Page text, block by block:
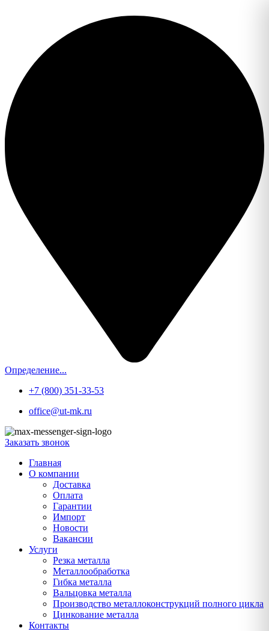
Определение...
+7 (800) 351-33-53
office@ut-mk.ru
Заказать звонок
Главная
О компании
Доставка
Оплата
Гарантии
Импорт
Новости
Вакансии
Услуги
Резка металла
Металлообработка
Гибка металла
Вальцовка металла
Производство металлоконструкций полного цикла
Цинкование металла
Контакты